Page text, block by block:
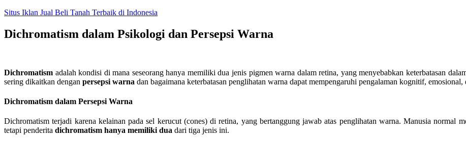
Skip
content
Situs Iklan Jual Beli Tanah Terbaik di Indonesia
Dichromatism dalam Psikologi dan Persepsi Warna
Dichromatism adalah kondisi di mana seseorang hanya memiliki dua jenis pigmen warna dalam retina, yang menyebabkan keterbatasan
sering dikaitkan dengan persepsi warna dan bagaimana keterbatasan penglihatan warna dapat mempengaruhi pengalaman kognitif, emosional,
Dichromatism dalam Persepsi Warna
Dichromatism terjadi karena kelainan pada sel kerucut (cones) di retina, yang bertanggung jawab atas penglihatan warna. Manusia normal
tetapi penderita dichromatism hanya memiliki dua dari tiga jenis ini.